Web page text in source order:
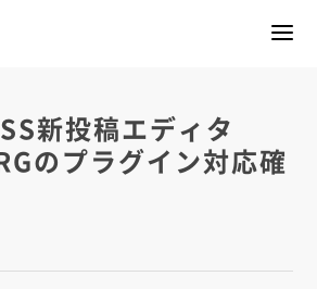
新投稿エディタ
のプラグイン対応確